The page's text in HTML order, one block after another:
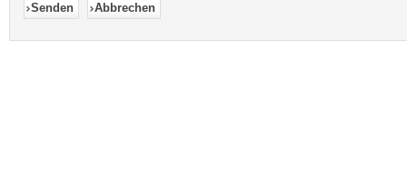
Senden Abbrechen